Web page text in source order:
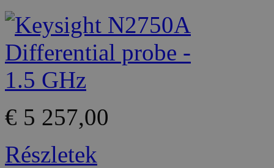
€ 5 257,00
Részletek